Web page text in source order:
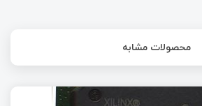
محصولات مشابه